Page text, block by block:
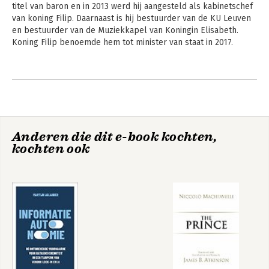
titel van baron en in 2013 werd hij aangesteld als kabinetschef
van koning Filip. Daarnaast is hij bestuurder van de KU Leuven
en bestuurder van de Muziekkapel van Koningin Elisabeth.
Koning Filip benoemde hem tot minister van staat in 2017.
Andere boeken door Frans van
Schaken met de
macht
Anderen die dit e-book kochten,
kochten ook